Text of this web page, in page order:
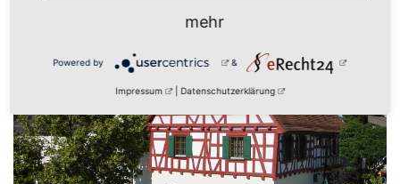
mehr
Powered by &
Impressum Datenschutzerklärung